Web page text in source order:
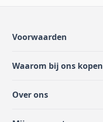
Voorwaarden
Waarom bij ons kopen
Over ons